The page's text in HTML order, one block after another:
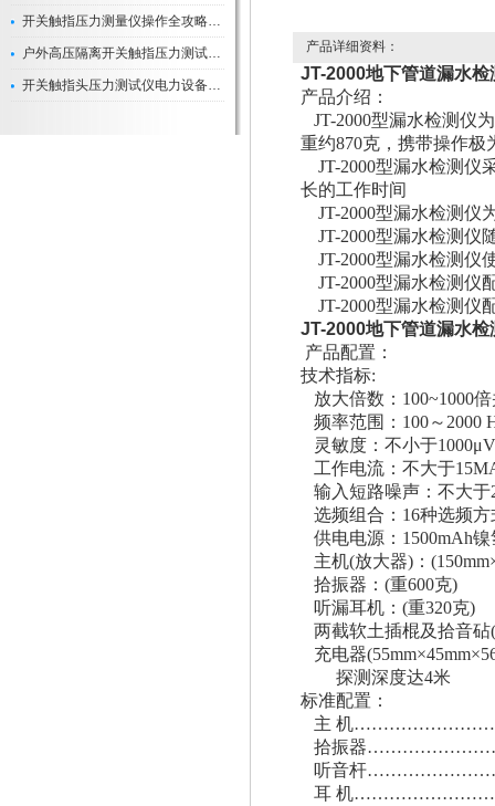
开关触指压力测量仪操作全攻略：从准备到精准测量的实战指南
户外高压隔离开关触指压力测试仪的作用与价值
开关触指头压力测试仪电力设备安全的“隐形守护者”
产品详细资料：
JT-2000地下管道漏水检
产品介绍：
JT-2000型漏水检测仪
重约870克，携带操作
JT-2000型漏水检测仪
长的工作时间
JT-2000型漏水检测仪
JT-2000型漏水检测仪
JT-2000型漏水检测仪
JT-2000型漏水检测仪
JT-2000型漏水检测仪
JT-2000地下管道漏水检
产品配置：
技术指标:
放大倍数：100~1000
频率范围：100～2000
灵敏度：不小于
工作电流：不大于
输入短路噪声：不大于
选频组合：16种选频方
供电电源：1500mAh
主机(放大器)：
拾振器：(重600克)
听漏耳机：(重320克)
两截软土插棍及拾音砧
充电器
探测深度达4米
标准配置：
主 机……………………1台
拾振器
听音杆
耳 机